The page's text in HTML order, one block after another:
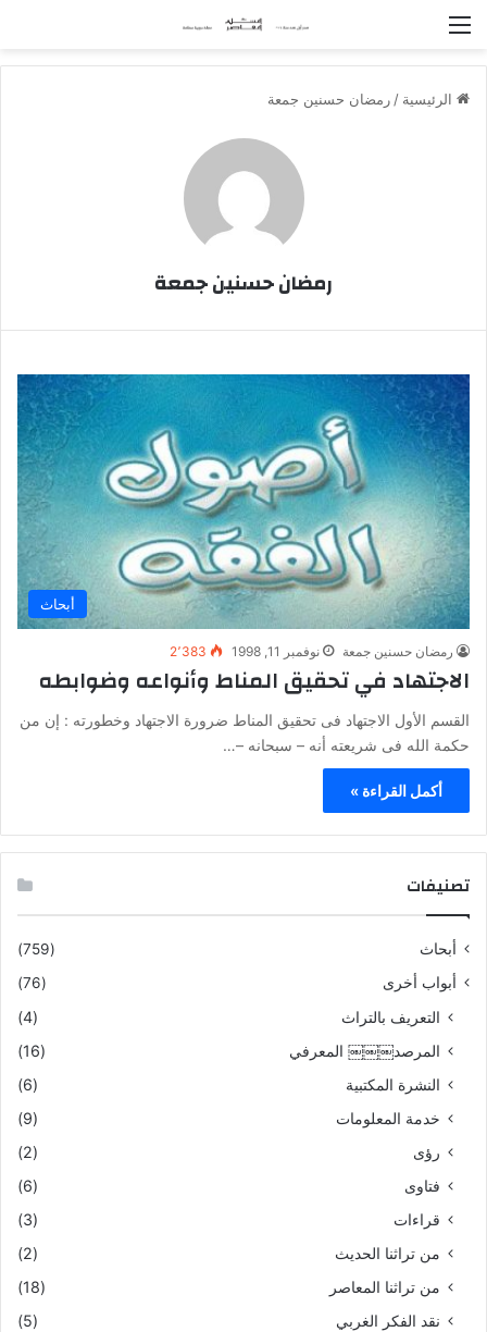
الرئيسية / رمضان حسنين جمعة
رمضان حسنين جمعة
أبحاث
رمضان حسنين جمعة نوفمبر 11, 1998 2٬383
الاجتهاد في تحقيق المناط وأنواعه وضوابطه
القسم الأول الاجتهاد فى تحقيق المناط ضرورة الاجتهاد وخطورته : إن من
حكمة الله فى شريعته أنه – سبحانه –…
أكمل القراءة »
تصنيفات
أبحاث
(759)
أبواب أخرى
(76)
التعريف بالتراث
(4)
المرصد￼￼￼ المعرفي
(16)
النشرة المكتبية
(6)
خدمة المعلومات
(9)
رؤى
(2)
فتاوى
(6)
قراءات
(3)
من تراثنا الحديث
(2)
من تراثنا المعاصر
(18)
نقد الفكر الغربي
(5)